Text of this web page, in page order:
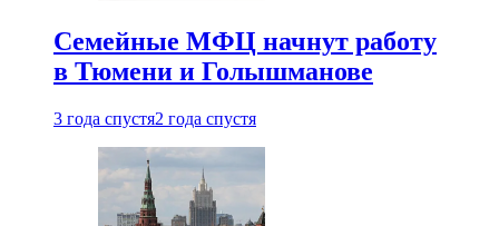
Семейные МФЦ начнут работу
в Тюмени и Голышманове
3 года спустя2 года спустя